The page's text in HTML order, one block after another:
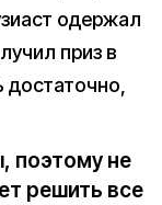
одержал
приз в
достаточно,
поэтому не
решить все